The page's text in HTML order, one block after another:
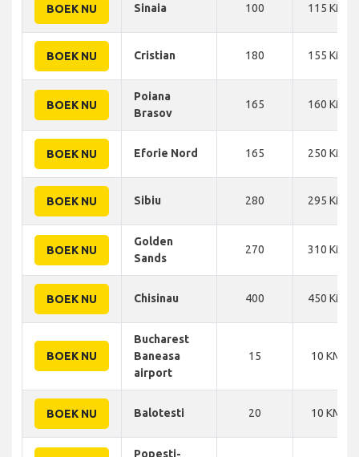
BOEK NU Sinaia 100 115 KM
BOEK NU Cristian 180 155 KM
BOEK NU
Poiana
Brasov
165 160 KM
BOEK NU Eforie Nord 165 250 KM
BOEK NU Sibiu 280 295 KM
BOEK NU
Golden
Sands
270 310 KM
BOEK NU Chisinau 400 450 KM
BOEK NU
Bucharest
Baneasa
airport
15 10 KM
BOEK NU Balotesti 20 10 KM
Popesti-